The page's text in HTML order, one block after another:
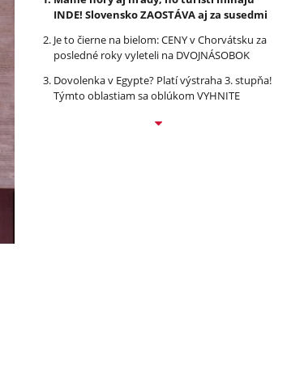
INDE! Slovensko ZAOSTÁVA aj za susedmi
Je to čierne na bielom: CENY v Chorvátsku za
posledné roky vyleteli na DVOJNÁSOBOK
Dovolenka v Egypte? Platí výstraha 3. stupňa!
Týmto oblastiam sa oblúkom VYHNITE